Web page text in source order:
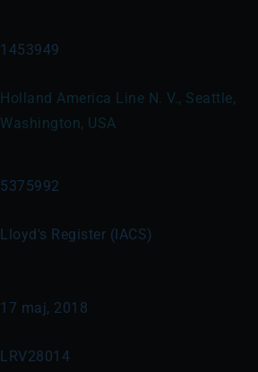
1453949
Holland America Line N. V., Seattle,
Washington, USA
5375992
Lloyd's Register (IACS)
17 maj, 2018
LRV28014